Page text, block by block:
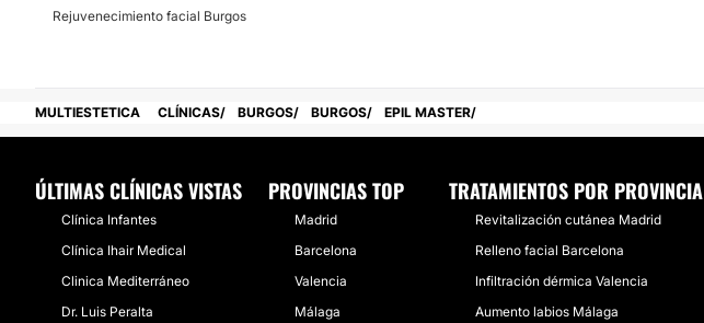
Rejuvenecimiento facial Burgos
MULTIESTETICA CLÍNICAS BURGOS BURGOS EPIL MASTER
ÚLTIMAS CLÍNICAS VISTAS
Clínica Infantes
Clínica Ihair Medical
Clinica Mediterráneo
Dr. Luis Peralta
PROVINCIAS TOP
Madrid
Barcelona
Valencia
Málaga
TRATAMIENTOS POR PROVINCIA
Revitalización cutánea Madrid
Relleno facial Barcelona
Infiltración dérmica Valencia
Aumento labios Málaga